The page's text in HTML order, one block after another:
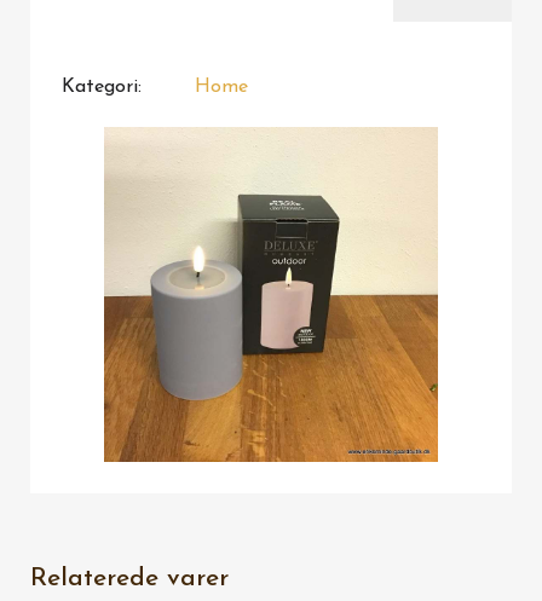
Kategori Home
Relaterede varer